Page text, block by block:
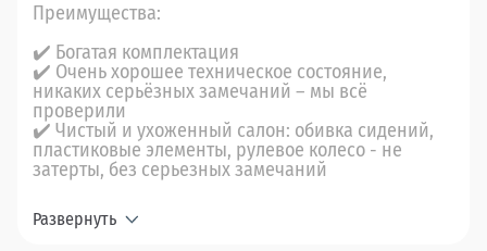
Преимущества:
✔️ Богатая комплектация
✔️ Очень хорошее техническое состояние,
никаких серьёзных замечаний – мы всё
проверили
✔️ Чистый и ухоженный салон: обивка сидений,
пластиковые элементы, рулевое колесо - не
затерты, без серьезных замечаний
Развернуть